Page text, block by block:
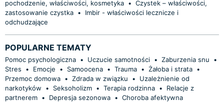
pochodzenie, właściwości, kosmetyka • Czystek – właściwości,
zastosowanie czystka •
Imbir - właściwości lecznicze i
odchudzające
POPULARNE TEMATY
Pomoc psychologiczna • Uczucie samotności • Zaburzenia snu
•
Stres
• Emocje • Samoocena • Trauma • Żałoba i strata •
Przemoc domowa • Zdrada w związku •
Uzależnienie od
narkotyków
• Seksoholizm • Terapia rodzinna •
Relacje z
partnerem • Depresja sezonowa • Choroba afektywna